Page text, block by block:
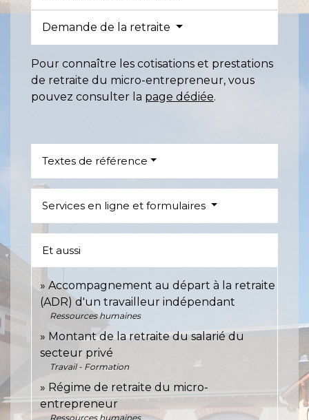
Demande de la retraite
Pour connaître les cotisations et prestations
de retraite du micro-entrepreneur, vous
pouvez consulter la page dédiée.
Textes de référence
Services en ligne et formulaires
Et aussi
Accompagnement au départ à la retraite
(ADR) d'un travailleur indépendant
Ressources humaines
Montant de la retraite du salarié du
secteur privé
Travail - Formation
Régime de retraite du micro-
entrepreneur
Ressources humaines